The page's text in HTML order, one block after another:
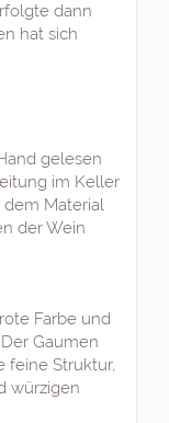
dann
hat sich
gelesen
im Keller
dem Material
der Wein
Farbe und
Gaumen
feine Struktur,
würzigen